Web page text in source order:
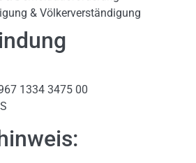
& Völkerverständigung
1334 3475 00